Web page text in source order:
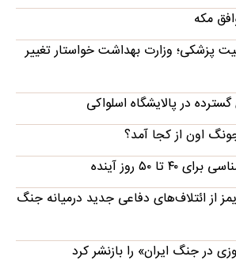
مکه
پزشکی؛ وزارت بهداشت خواستار تغییر
در پالایشگاه اسلواکی
اون از کجا آمد؟
تا ۵۰ روز آینده
از ائتلاف‌های دفاعی جدید درمیانه جنگ
در جنگ ایران» را بازنشر کرد